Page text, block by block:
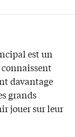
est un
davantage
grands
jouer sur leur